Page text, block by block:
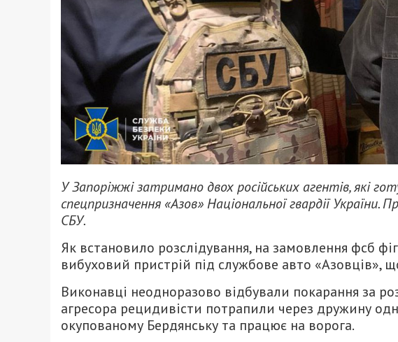
У Запоріжжі затримано двох російських агентів, які
спецпризначення «Азов» Національної гвардії України.
СБУ.
Як встановило розслідування, на замовлення фсб
вибуховий пристрій під службове авто «Азовців»,
Виконавці неодноразово відбували покарання за
агресора рецидивісти потрапили через дружину
окупованому Бердянську та працює на ворога.